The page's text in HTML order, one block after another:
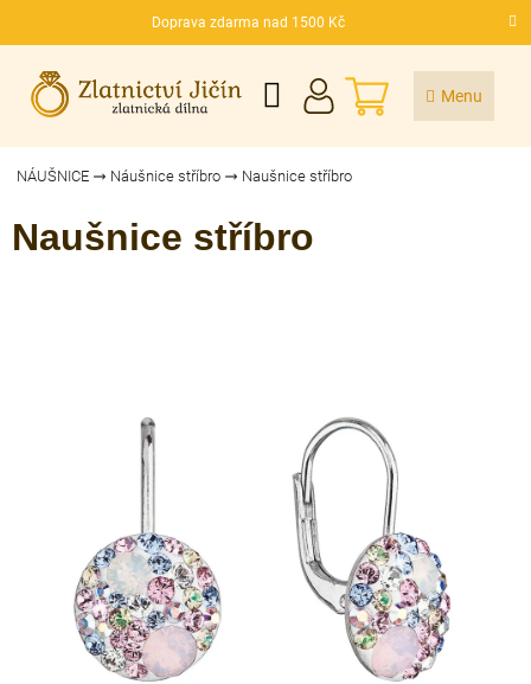
Doprava zdarma nad 1500 Kč
CZK
NÁKUPNÍ
KOŠÍK
NÁUŠNICE Náušnice stříbro Naušnice stříbro
Naušnice stříbro